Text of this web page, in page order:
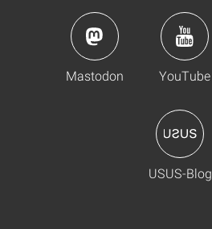
Mastodon YouTube
USUS-Blog